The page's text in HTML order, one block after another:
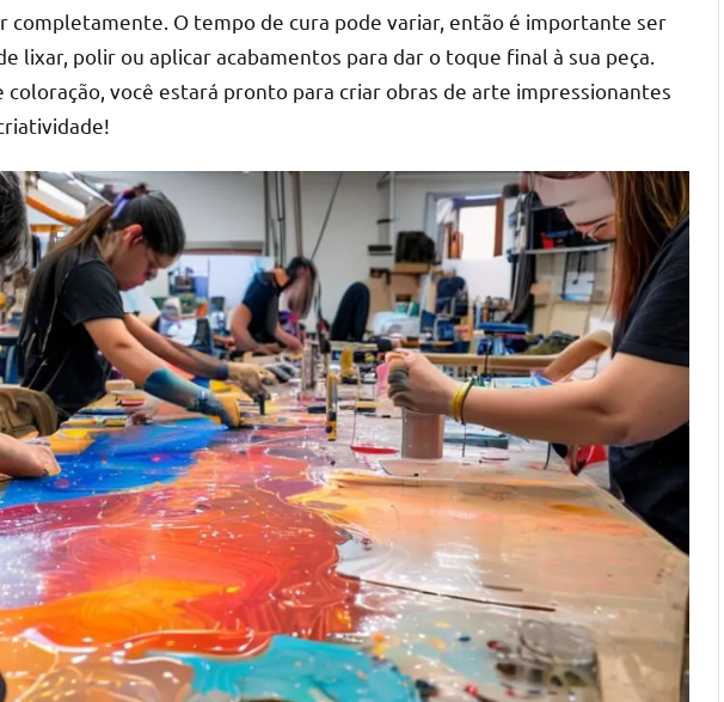
completamente. O tempo de cura pode variar, então é importante ser
lixar, polir ou aplicar acabamentos para dar o toque final à sua peça.
coloração, você estará pronto para criar obras de arte impressionantes